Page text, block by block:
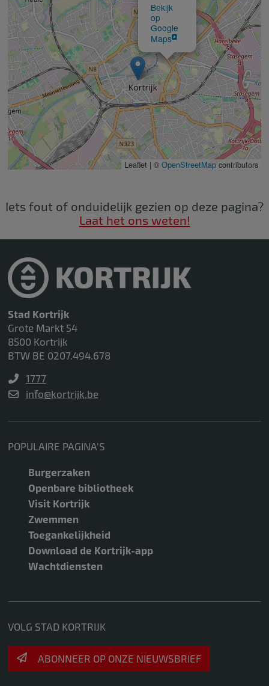
Bekijk
op
Google
Maps
Leaflet | ©OpenStreetMap contributors
Iets fout of onduidelijk gezien op deze pagina?
Laat het ons weten!
Stad Kortrijk
Grote Markt 54
8500 Kortrijk
BTW BE 0207.494.678
1777
info@kortrijk.be
POPULAIRE PAGINA'S
Burgerzaken
Openbare bibliotheek
Visit Kortrijk
Zwemmen
Toegankelijkheid
Download de Kortrijk-app
Wachtdiensten
VOLG STAD KORTRIJK
ABONNEER OP ONZE NIEUWSBRIEF